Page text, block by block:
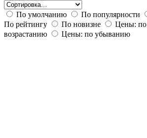
По умолчанию
По популярности
По рейтингу
По новизне
Цены: по
возрастанию
Цены: по убыванию